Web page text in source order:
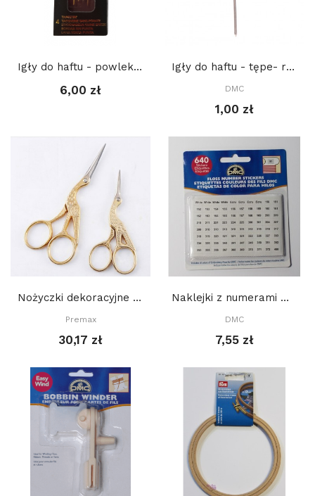
Igły do haftu - powlekane złotem Tapestry, -...
6,00 zł
Igły do haftu - tępe- rozm. 28
DMC
1,00 zł
Nożyczki dekoracyjne żuraw - małe 9 cm
Premax
30,17 zł
Naklejki z numerami mulin DMC
DMC
7,55 zł